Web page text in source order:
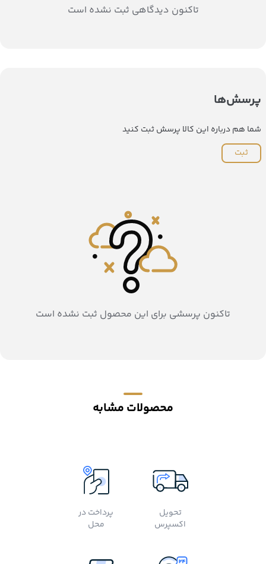
تاکنون دیدگاهی ثبت نشده است
پرسش‌ها
شما هم درباره این کالا پرسش ثبت کنید
ثبت
تاکنون پرسشی برای این محصول ثبت نشده است
محصولات مشابه
تحویل
اکسپرس
پرداخت در
محل